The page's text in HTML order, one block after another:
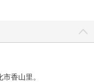
香山里。